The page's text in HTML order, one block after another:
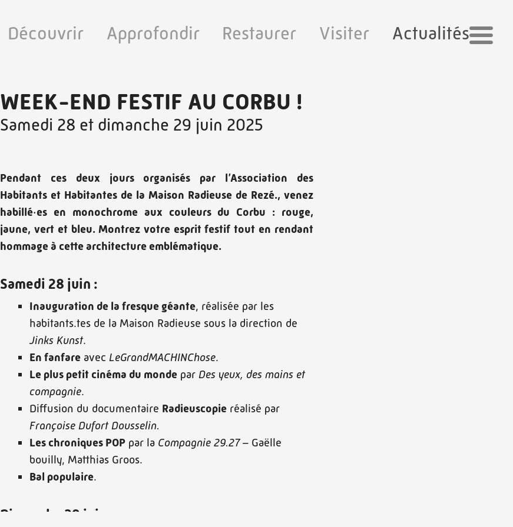
Découvrir Approfondir Restaurer Visiter Actualités
WEEK-END FESTIF AU CORBU !
Samedi 28 et dimanche 29 juin 2025
Pendant ces deux jours organisés par l’Association des
Habitants et Habitantes de la Maison Radieuse de Rezé., venez
habillé·es en monochrome aux couleurs du Corbu : rouge,
jaune, vert et bleu. Montrez votre esprit festif tout en rendant
hommage à cette architecture emblématique.
Samedi 28 juin :
Inauguration de la fresque géante, réalisée par les
habitants.tes de la Maison Radieuse sous la direction de
Jinks Kunst.
En fanfare avec LeGrandMACHINChose.
Le plus petit cinéma du monde par Des yeux, des mains et
compagnie.
Diffusion du documentaire Radieuscopie réalisé par
Françoise Dufort Dousselin.
Les chroniques POP par la Compagnie 29.27– Gaëlle
bouilly, Matthias Groos.
Bal populaire.
Dimanche 29 juin :